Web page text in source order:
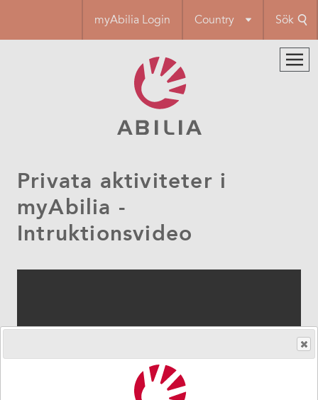
huvudinnehåll
myAbilia Login Country Sök
Privata aktiviteter i
myAbilia -
Intruktionsvideo